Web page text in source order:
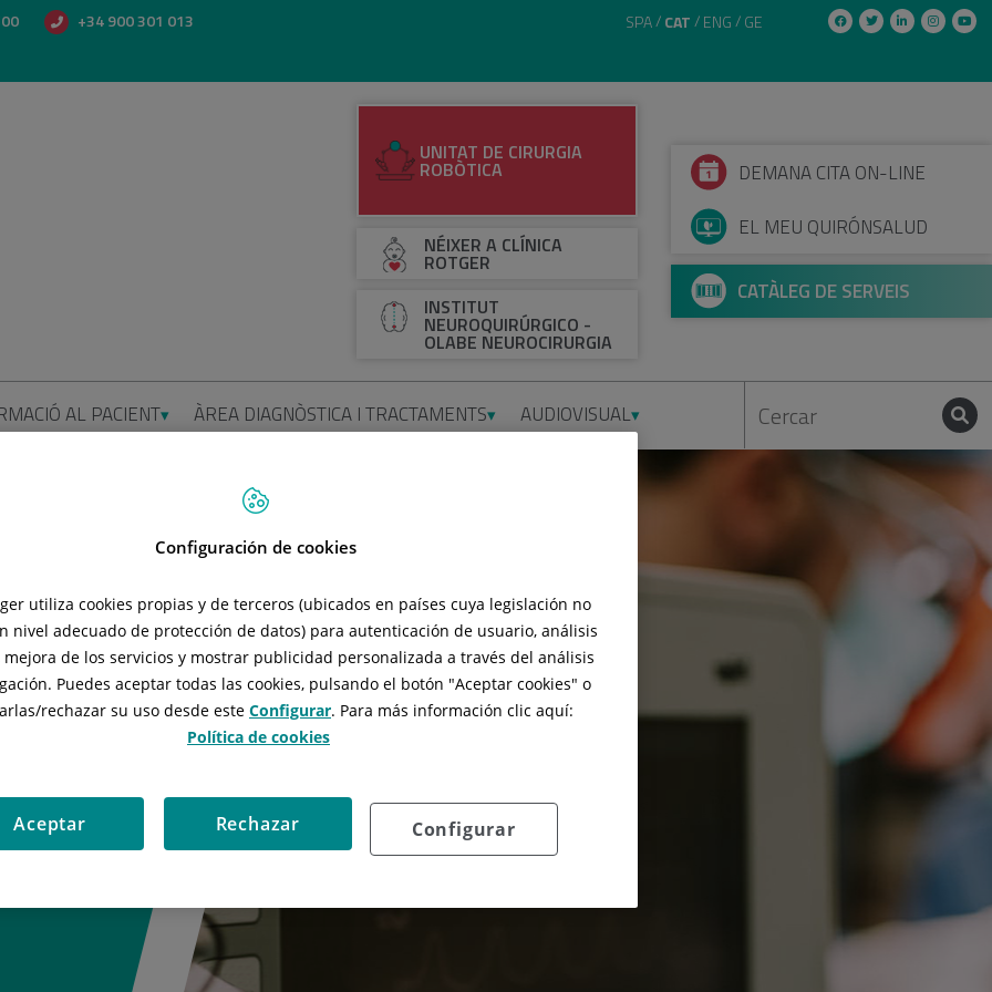
+34 900 301 013
SPA CAT ENG GE
UNITAT DE CIRURGIA
ROBÒTICA
NÉIXER A CLÍNICA
ROTGER
INSTITUT
NEUROQUIRÚRGICO -
OLABE NEUROCIRURGIA
DEMANA CITA ON-LINE
EL MEU QUIRÓNSALUD
CATÀLEG DE SERVEIS
AL PACIENT ÀREA DIAGNÒSTICA I TRACTAMENTS AUDIOVISUAL
les àrees de
patologia de
les diferents
de
de la
Configuración de cookies
utiliza cookies propias y de terceros (ubicados en países cuya legislación no
nivel adecuado de protección de datos) para autenticación de usuario, análisis
mejora de los servicios y mostrar publicidad personalizada a través del análisis
Puedes aceptar todas las cookies, pulsando el botón "Aceptar cookies" o
rechazar su uso desde este Configurar. Para más información clic aquí:
Política de cookies
Configurar
Rechazar
Aceptar